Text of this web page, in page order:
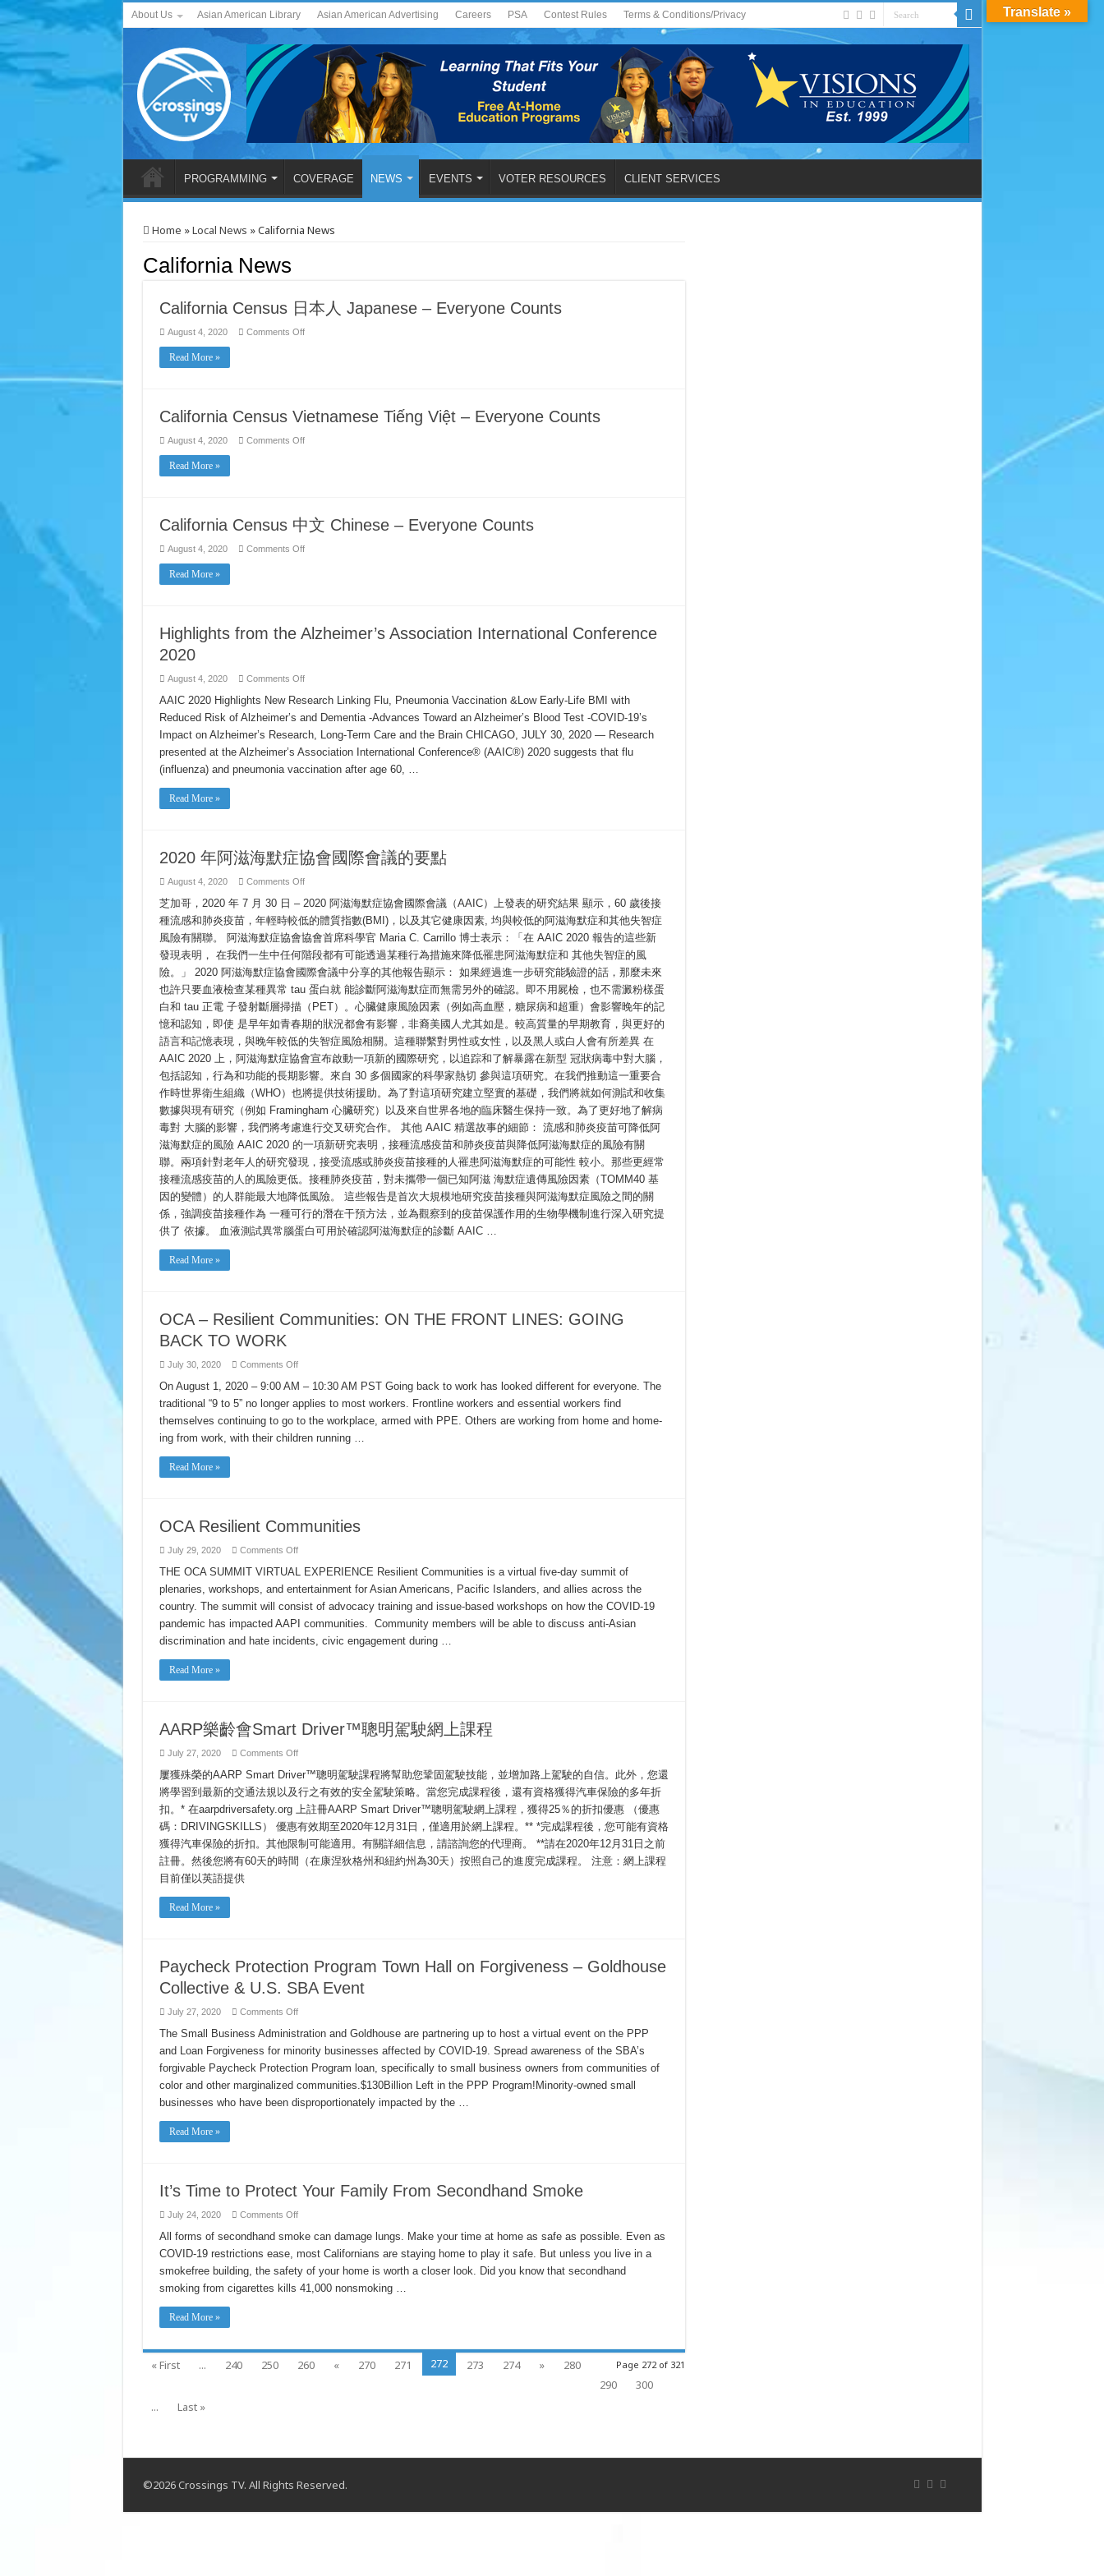
About Us Asian American Library Asian American Advertising Careers PSA Contest Rules Terms & Conditions/Privacy
PROGRAMMING COVERAGE NEWS EVENTS VOTER RESOURCES CLIENT SERVICES
Home »Local News »California News
California News
California Census 日本人 Japanese – Everyone Counts
August 4, 2020 Comments Offon
Everyone
Read More »
California Census Vietnamese Tiếng Việt – Everyone Counts
August 4, 2020 Comments Offon
Counts
Read More »
California Census 中文 Chinese – Everyone Counts
August 4, 2020 Comments Offon
Counts
Read More »
Highlights from the Alzheimer’s Association International Conference
2020
August 4, 2020 Comments Offon
from
the
Alzheimer’s
International
Conference
2020
AAIC 2020 Highlights New Research Linking Flu, Pneumonia Vaccination &Low Early-Life BMI with
Reduced Risk of Alzheimer’s and Dementia -Advances Toward an Alzheimer’s Blood Test -COVID-19’s
Impact on Alzheimer’s Research, Long-Term Care and the Brain CHICAGO, JULY 30, 2020 — Research
presented at the Alzheimer’s Association International Conference® (AAIC®) 2020 suggests that flu
(influenza) and pneumonia vaccination after age 60, …
Read More »
2020 年阿滋海默症協會國際會議的要點
August 4, 2020 Comments Offon
年
阿
滋
海
默
症
協
會
際
會
議
的
要
點
芝加哥，2020 年 7 月 30 日 – 2020 阿滋海默症協會國際會議（AAIC）上發表的研究結果 顯示，60 歲後接
種流感和肺炎疫苗，年輕時較低的體質指數(BMI)，以及其它健康因素, 均與較低的阿滋海默症和其他失智症
風險有關聯。 阿滋海默症協會協會首席科學官 Maria C. Carrillo 博士表示：「在 AAIC 2020 報告的這些新
發現表明， 在我們一生中任何階段都有可能透過某種行為措施來降低罹患阿滋海默症和 其他失智症的風
險。」 2020 阿滋海默症協會國際會議中分享的其他報告顯示： 如果經過進一步研究能驗證的話，那麼未來
也許只要血液檢查某種異常 tau 蛋白就 能診斷阿滋海默症而無需另外的確認。即不用屍檢，也不需澱粉樣蛋
白和 tau 正電 子發射斷層掃描（PET）。心臟健康風險因素（例如高血壓，糖尿病和超重）會影響晚年的記
憶和認知，即使 是早年如青春期的狀況都會有影響，非裔美國人尤其如是。較高質量的早期教育，與更好的
語言和記憶表現，與晚年較低的失智症風險相關。這種聯繫對男性或女性，以及黑人或白人會有所差異 在
AAIC 2020 上，阿滋海默症協會宣布啟動一項新的國際研究，以追踪和了解暴露在新型 冠狀病毒中對大腦，
包括認知，行為和功能的長期影響。來自 30 多個國家的科學家熱切 參與這項研究。在我們推動這一重要合
作時世界衛生組織（WHO）也將提供技術援助。為了對這項研究建立堅實的基礎，我們將就如何測試和收集
數據與現有研究（例如 Framingham 心臟研究）以及來自世界各地的臨床醫生保持一致。為了更好地了解病
毒對 大腦的影響，我們將考慮進行交叉研究合作。 其他 AAIC 精選故事的細節： 流感和肺炎疫苗可降低阿
滋海默症的風險 AAIC 2020 的一項新研究表明，接種流感疫苗和肺炎疫苗與降低阿滋海默症的風險有關
聯。兩項針對老年人的研究發現，接受流感或肺炎疫苗接種的人罹患阿滋海默症的可能性 較小。那些更經常
接種流感疫苗的人的風險更低。接種肺炎疫苗，對未攜帶一個已知阿滋 海默症遺傳風險因素（TOMM40 基
因的變體）的人群能最大地降低風險。 這些報告是首次大規模地研究疫苗接種與阿滋海默症風險之間的關
係，強調疫苗接種作為 一種可行的潛在干預方法，並為觀察到的疫苗保護作用的生物學機制進行深入研究提
供了 依據。 血液測試異常腦蛋白可用於確認阿滋海默症的診斷 AAIC …
Read More »
OCA – Resilient Communities: ON THE FRONT LINES: GOING
BACK TO WORK
July 30, 2020 Comments Offon
–
Resilient
Communities:
ON
THE
FRONT
LINES:
On August 1, 2020 – 9:00 AM – 10:30 AM PST Going back to work has looked different for everyone. The
traditional “9 to 5” no longer applies to most workers. Frontline workers and essential workers find
themselves continuing to go to the workplace, armed with PPE. Others are working from home and home-
ing from work, with their children running …
Read More »
OCA Resilient Communities
July 29, 2020 Comments Offon
Resilient
Communities
THE OCA SUMMIT VIRTUAL EXPERIENCE Resilient Communities is a virtual five-day summit of
plenaries, workshops, and entertainment for Asian Americans, Pacific Islanders, and allies across the
country. The summit will consist of advocacy training and issue-based workshops on how the COVID-19
pandemic has impacted AAPI communities. Community members will be able to discuss anti-Asian
discrimination and hate incidents, civic engagement during …
Read More »
AARP樂齡會Smart Driver™聰明駕駛網上課程
July 27, 2020 Comments Offon
樂
齡
會
Smart
聰
明
駕
駛
屢獲殊榮的AARP Smart Driver™聰明駕駛課程將幫助您鞏固駕駛技能，並增加路上駕駛的自信。此外，您還
將學習到最新的交通法規以及行之有效的安全駕駛策略。當您完成課程後，還有資格獲得汽車保險的多年折
扣。* 在aarpdriversafety.org 上註冊AARP Smart Driver™聰明駕駛網上課程，獲得25％的折扣優惠 （優惠
碼：DRIVINGSKILLS） 優惠有效期至2020年12月31日，僅適用於網上課程。** *完成課程後，您可能有資格
獲得汽車保險的折扣。其他限制可能適用。有關詳細信息，請諮詢您的代理商。 **請在2020年12月31日之前
註冊。然後您將有60天的時間（在康涅狄格州和紐約州為30天）按照自己的進度完成課程。 注意：網上課程
目前僅以英語提供
Read More »
Paycheck Protection Program Town Hall on Forgiveness – Goldhouse
Collective & U.S. SBA Event
July 27, 2020 Comments Offon
Protection
Program
Town
on
Forgiveness
–
Goldhouse
Collective
The Small Business Administration and Goldhouse are partnering up to host a virtual event on the PPP
and Loan Forgiveness for minority businesses affected by COVID-19. Spread awareness of the SBA’s
forgivable Paycheck Protection Program loan, specifically to small business owners from communities of
color and other marginalized communities.$130Billion Left in the PPP Program!Minority-owned small
businesses who have been disproportionately impacted by the …
Read More »
It’s Time to Protect Your Family From Secondhand Smoke
July 24, 2020 Comments Offon
Time
to
Protect
Family
From
Secondhand
All forms of secondhand smoke can damage lungs. Make your time at home as safe as possible. Even as
COVID-19 restrictions ease, most Californians are staying home to play it safe. But unless you live in a
smokefree building, the safety of your home is worth a closer look. Did you know that secondhand
smoking from cigarettes kills 41,000 nonsmoking …
Read More »
Page 272 of 321
« First ... 240 250 260 « 270 271 272 273 274 »
280
290
300
...
Last »
©2026 Crossings TV. All Rights Reserved.
Translate »